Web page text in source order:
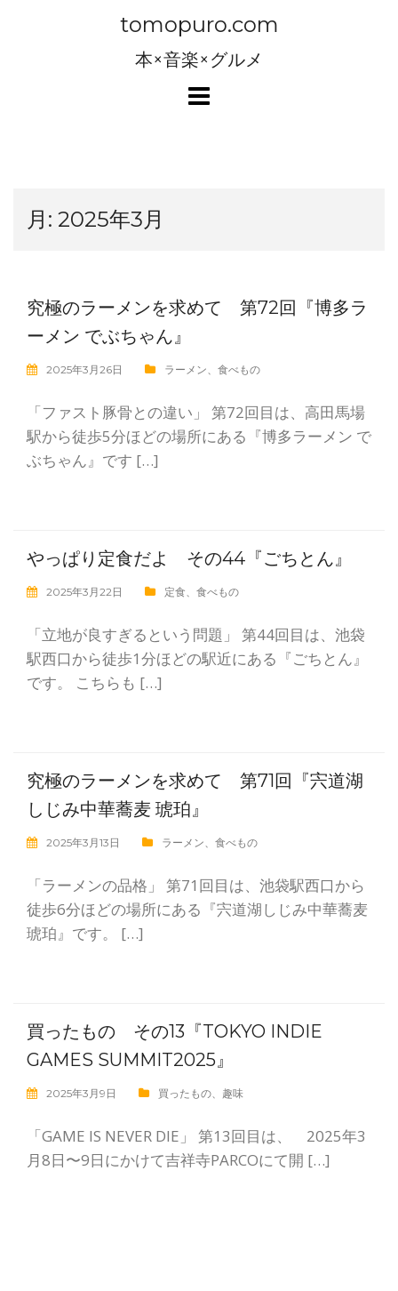
tomopuro.com
本×音楽×グルメ
月: 2025年3月
究極のラーメンを求めて 第72回『博多ラ
ーメン でぶちゃん』
2025年3月26日 ラーメン、 食べもの
「ファスト豚骨との違い」 第72回目は、高田馬場
駅から徒歩5分ほどの場所にある『博多ラーメン で
ぶちゃん』です […]
やっぱり定食だよ その44『ごちとん』
2025年3月22日 定食、 食べもの
「立地が良すぎるという問題」 第44回目は、池袋
駅西口から徒歩1分ほどの駅近にある『ごちとん』
です。 こちらも […]
究極のラーメンを求めて 第71回『宍道湖
しじみ中華蕎麦 琥珀』
2025年3月13日 ラーメン、 食べもの
「ラーメンの品格」 第71回目は、池袋駅西口から
徒歩6分ほどの場所にある『宍道湖しじみ中華蕎麦
琥珀』です。 […]
買ったもの その13『TOKYO INDIE
GAMES SUMMIT2025』
2025年3月9日 買ったもの、 趣味
「GAME IS NEVER DIE」 第13回目は、 2025年3
月8日〜9日にかけて吉祥寺PARCOにて開 […]